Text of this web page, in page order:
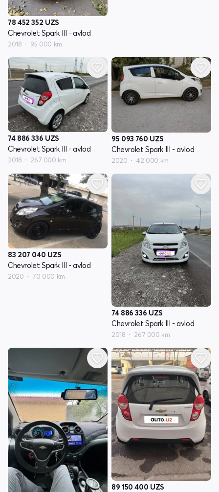
78 452 352 UZS
Chevrolet Spark III - avlod
2018 95 000 km
74 886 336 UZS
Chevrolet Spark III - avlod
2018 267 000 km
95 093 760 UZS
Chevrolet Spark III - avlod
2020 42 000 km
83 207 040 UZS
Chevrolet Spark III - avlod
2020 70 000 km
74 886 336 UZS
Chevrolet Spark III - avlod
2018 267 000 km
89 150 400 UZS